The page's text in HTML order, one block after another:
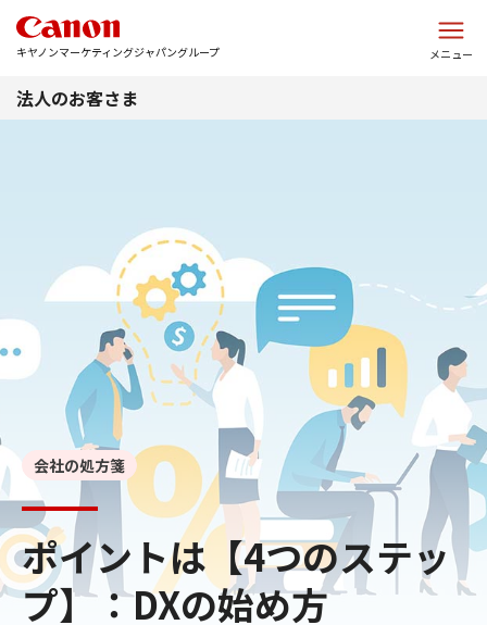
キヤノンマーケティングジャパングループ メニュー
法人のお客さま
ポイントは【4つのステッ
プ】：DXの始め方
会社の処方箋